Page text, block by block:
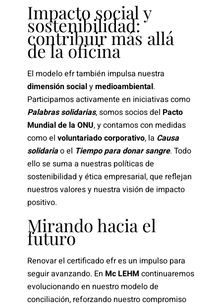
Impacto social y
sostenibilidad:
contribuir más allá
de la oficina
El modelo efr también impulsa nuestra
dimensión socialymedioambiental.
Participamos activamente en iniciativas como
Palabras solidarias, somos socios del Pacto
Mundial de la ONU, y contamos con medidas
como el voluntariado corporativo, la Causa
solidariao el Tiempo para donar sangre. Todo
ello se suma a nuestras políticas de
sostenibilidad y ética empresarial, que reflejan
nuestros valores y nuestra visión de impacto
positivo.
Mirando hacia el
futuro
Renovar el certificado efr es un impulso para
seguir avanzando. En Mc LEHM continuaremos
evolucionando en nuestro modelo de
conciliación, reforzando nuestro compromiso